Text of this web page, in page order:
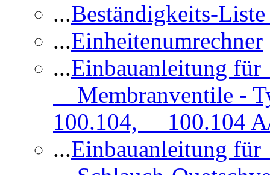
...Beständigkeits-
...Einheitenumrechner
...Einbauanleitung
Membranventile -
100.104, 100.104
...Einbauanleitung